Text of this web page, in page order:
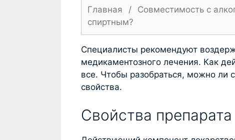
Главная / Совместимость с
спиртным?
Специалисты рекомендуют
медикаментозного лечения. Как
все. Чтобы разобраться, можно ли
свойства.
Свойства препарата